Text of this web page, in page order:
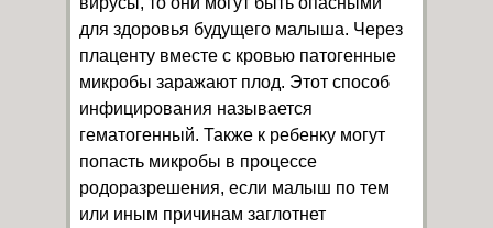
для здоровья будущего малыша. Через
плаценту вместе с кровью патогенные
микробы заражают плод. Этот способ
инфицирования называется
гематогенный. Также к ребенку могут
попасть микробы в процессе
родоразрешения, если малыш по тем
или иным причинам заглотнет